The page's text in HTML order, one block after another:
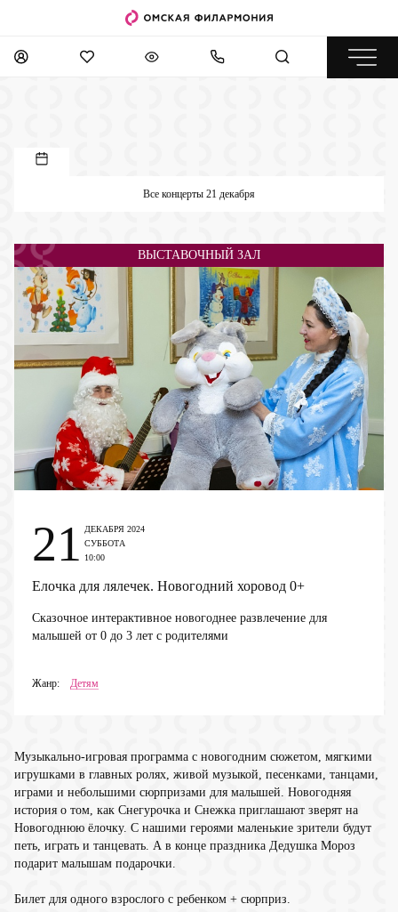
Все концерты 21 декабря
ВЫСТАВОЧНЫЙ ЗАЛ
Елочка для лялечек. Новогодний хоровод 0+
Сказочное интерактивное новогоднее развлечение для
малышей от 0 до 3 лет с родителями
Жанр: Детям
21 ДЕКАБРЯ 2024
СУББОТА
10:00
Музыкально-игровая программа с новогодним сюжетом, мягкими
игрушками в главных ролях, живой музыкой, песенками, танцами,
играми и небольшими сюрпризами для малышей. Новогодняя
история о том, как Снегурочка и Снежка приглашают зверят на
Новогоднюю ёлочку. С нашими героями маленькие зрители будут
петь, играть и танцевать. А в конце праздника Дедушка Мороз
подарит малышам подарочки.
Билет для одного взрослого с ребенком + сюрприз.